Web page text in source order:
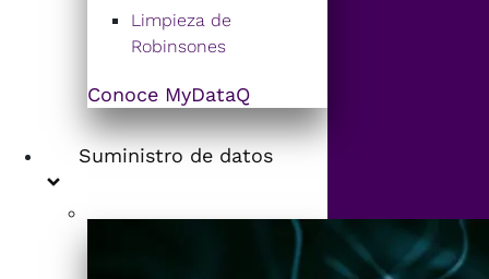
Limpieza de
Robinsones
Conoce MyDataQ
Suministro de datos